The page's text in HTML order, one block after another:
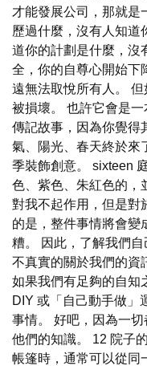
才能發展公司，那就是
歷過什麼，沒有人知道
道你的計劃是什麼，沒
全，你的自尊心開始下
遠無法取悅所有人。
被損壞。 也許它會是
傳記故事，因為你覺得
氣、陽光、春天終於來
季裝飾創意。 sixteen
色、紫色、朱紅色的，
對我不起作用，但是對
的是，整件事情將會變
糟。 因此，了解我們
不真實的關於我們的資
如果我們有足夠的自知
DIY 或「自己動手做」
事情。 好吧，因為一
他們的知識。 12 院子
帳篷時，通常可以從同